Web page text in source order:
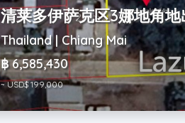
清莱多伊萨克区3娜地角
Thailand | Chiang Mai
฿ 6,585,430
~ USD$ 199,000